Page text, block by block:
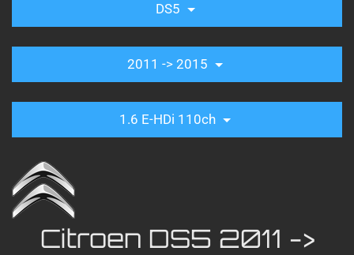
DS5
2011 -> 2015
1.6 E-HDi 110ch
Citroen DS5 2011 ->